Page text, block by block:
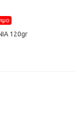
120gr